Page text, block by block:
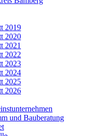
2019
2020
2021
2022
2023
2024
2025
2026
und Bauberatung